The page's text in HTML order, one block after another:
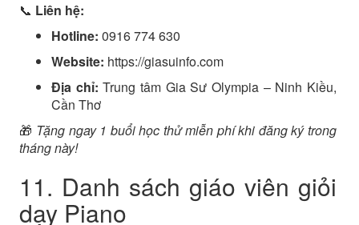
📞 Liên hệ:
Hotline: 0916 774 630
Website: https://giasuinfo.com
Địa chỉ: Trung tâm Gia Sư Olympia – Ninh Kiều,
Cần Thơ
🎁 Tặng ngay 1 buổi học thử miễn phí khi đăng ký trong
tháng này!
11. Danh sách giáo viên giỏi
dạy Piano